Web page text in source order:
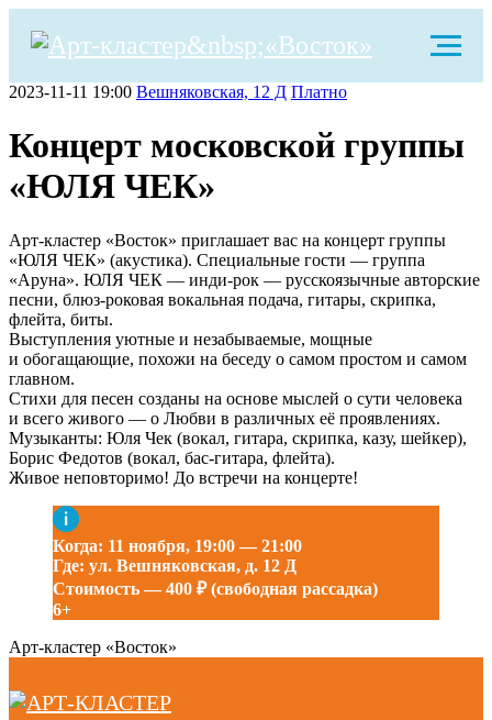
2023-11-11 19:00 Вешняковская, 12 Д Платно
Концерт московской группы
«ЮЛЯ ЧЕК»
Арт-кластер «Восток» приглашает вас на концерт группы
«ЮЛЯ ЧЕК» (акустика). Специальные гости — группа
«Аруна». ЮЛЯ ЧЕК — инди-рок — русскоязычные авторские
песни, блюз-роковая вокальная подача, гитары, скрипка,
флейта, биты.
Выступления уютные и незабываемые, мощные
и обогащающие, похожи на беседу о самом простом и самом
главном.
Стихи для песен созданы на основе мыслей о сути человека
и всего живого — о Любви в различных её проявлениях.
Музыканты: Юля Чек (вокал, гитара, скрипка, казу, шейкер),
Борис Федотов (вокал, бас-гитара, флейта).
Живое неповторимо! До встречи на концерте!
Когда: 11 ноября, 19:00 — 21:00
Где: ул. Вешняковская, д. 12 Д
Стоимость — 400 ₽ (свободная рассадка)
6+
Арт-кластер «Восток»